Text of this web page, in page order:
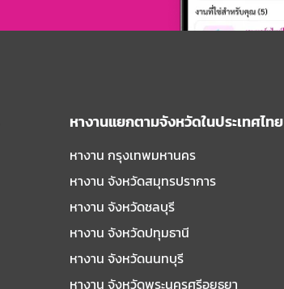
หางานแยกตามจังหวัดในประเทศไทย
หางาน กรุงเทพมหานคร
หางาน จังหวัดสมุทรปราการ
หางาน จังหวัดชลบุรี
หางาน จังหวัดปทุมธานี
หางาน จังหวัดนนทบุรี
หางาน จังหวัดพระนครศรีอยุธยา